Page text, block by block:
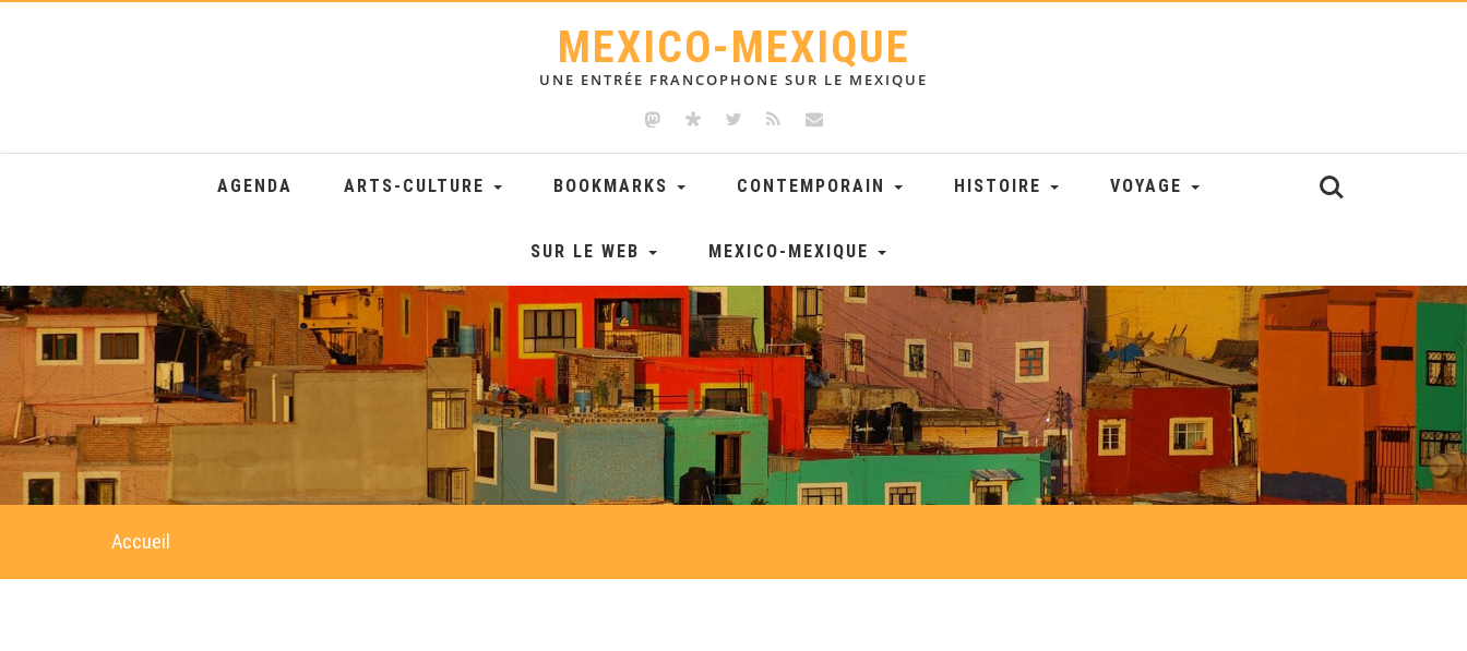
MEXICO-MEXIQUE
UNE ENTRÉE FRANCOPHONE SUR LE MEXIQUE
AGENDA ARTS-CULTURE BOOKMARKS CONTEMPORAIN HISTOIRE VOYAGE
SUR LE WEB MEXICO-MEXIQUE
Accueil